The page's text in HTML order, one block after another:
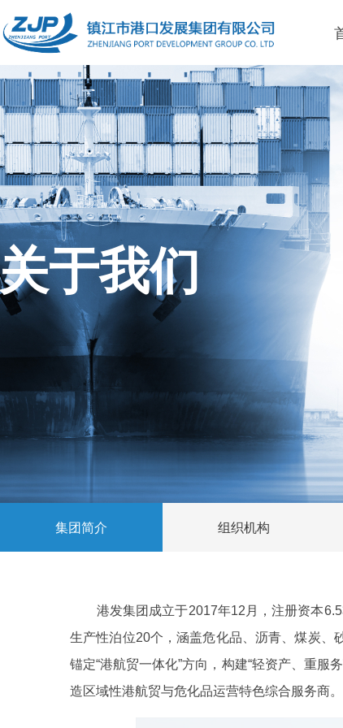
港发集团成立于2017年12月，注册资本6.53
生产性泊位20个，涵盖危化品、沥青、煤炭、
锚定“港航贸一体化”方向，构建“轻资产、重服
造区域性港航贸与危化品运营特色综合服务商。
于我们
集团简介 组织机构